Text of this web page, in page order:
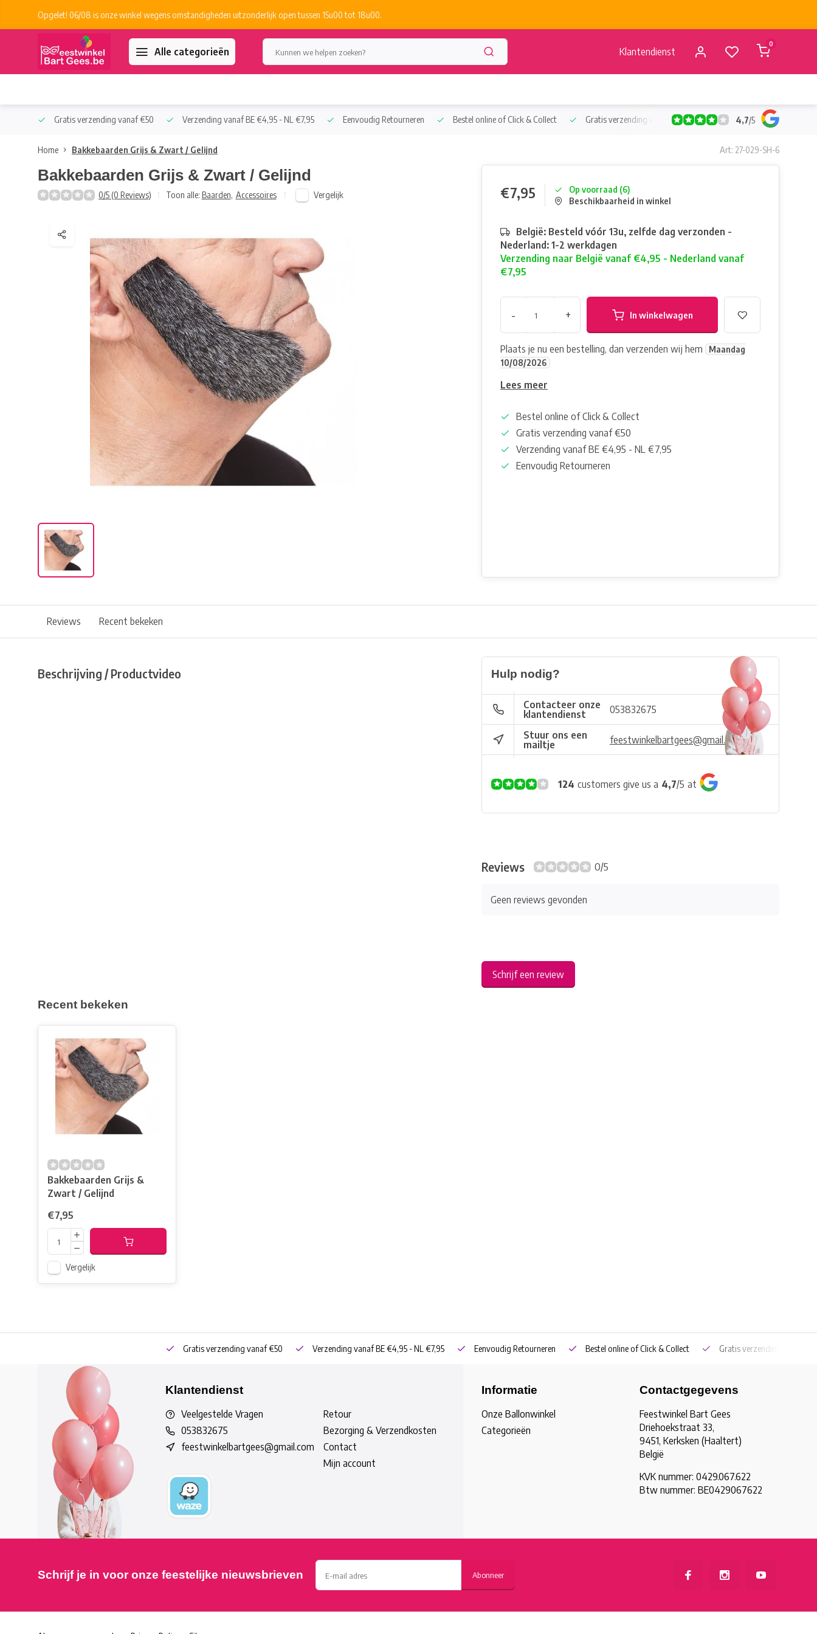
Opgelet! 06/08 is onze winkel wegens omstandigheden uitzonderlijk open tussen 15u00 tot 18u00.
Alle categorieën Klantendienst
0
Gratis verzending vanaf €50 Verzending vanaf BE €4,95 - NL €7,95 Eenvoudig Retourneren Bestel online of Click & Collect Gratis verzending vanaf €50 Verzending vanaf BE €4,95 -
4,7/5
Home Bakkebaarden Grijs & Zwart / Gelijnd Art: 27-029-SH-6
Bakkebaarden Grijs & Zwart / Gelijnd
0/5 (0 Reviews) Toon alle: Baarden, Accessoires Vergelijk €7,95
Op voorraad (6)
Beschikbaarheid in winkel
België: Besteld vóór 13u, zelfde dag verzonden -
Nederland: 1-2 werkdagen
Verzending naar België vanaf €4,95 - Nederland vanaf
€7,95
- + In winkelwagen
Plaats je nu een bestelling, dan verzenden wij hem
Maandag
10/08/2026
Lees meer
Bestel online of Click & Collect
Gratis verzending vanaf €50
Verzending vanaf BE €4,95 - NL €7,95
Eenvoudig Retourneren
Reviews Recent bekeken
Beschrijving / Productvideo Hulp nodig?
Contacteer onze
klantendienst
053832675
Stuur ons een
mailtje
feestwinkelbartgees@gmail.com
124 customers give us a 4,7/5 at
Reviews 0/5
Geen reviews gevonden
Schrijf een review
Recent bekeken
Bakkebaarden Grijs &
Zwart / Gelijnd
€7,95
Vergelijk
Gratis verzending vanaf €50 Verzending vanaf BE €4,95 - NL €7,95 Eenvoudig Retourneren Bestel online of Click & Collect Gratis verzending vanaf
Klantendienst
Veelgestelde Vragen
053832675
feestwinkelbartgees@gmail.com
Retour
Bezorging & Verzendkosten
Contact
Mijn account
Informatie
Onze Ballonwinkel
Categorieën
Contactgegevens
Feestwinkel Bart Gees
Driehoekstraat 33,
9451, Kerksken (Haaltert)
België
KVK nummer: 0429.067.622
Btw nummer: BE0429067622
Schrijf je in voor onze feestelijke nieuwsbrieven Abonneer